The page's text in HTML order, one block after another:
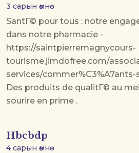
3 сарын өмнө
SantГ© pour tous : notre
dans notre pharmacie -
https://saintpierremagnycours-
tourisme.jimdofree.com/
services/
Des produits de qualitГ© au
sourire en prime .
Hbcbdp
4 сарын өмнө